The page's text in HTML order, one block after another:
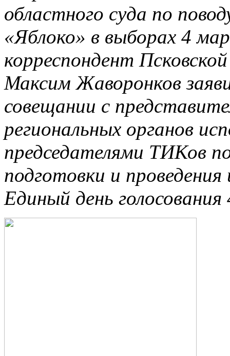
областного суда по
«Яблоко» в выборах 4
корреспондент
Максим Жаворонков
совещании с
региональных органов
председателями ТИКов
подготовки и
Единый день